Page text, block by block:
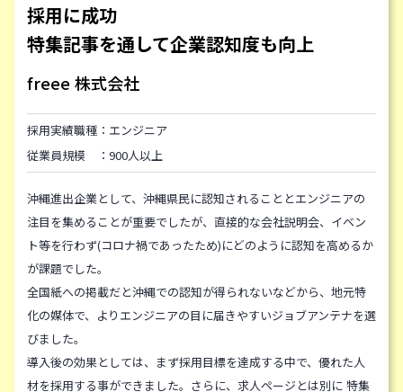
採用に成功
特集記事を通して企業認知度も向上
freee 株式会社
採用実績職種：エンジニア
従業員規模 ：900人以上
沖縄進出企業として、沖縄県民に認知されることとエンジニアの
注目を集めることが重要でしたが、直接的な会社説明会、イベン
ト等を行わず(コロナ禍であったため)にどのように認知を高めるか
が課題でした。
全国紙への掲載だと沖縄での認知が得られないなどから、地元特
化の媒体で、よりエンジニアの目に届きやすいジョブアンテナを選
びました。
導入後の効果としては、まず採用目標を達成する中で、優れた人
材を採用する事ができました。さらに、求人ページとは別に 特集